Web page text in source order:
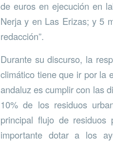
de euros en ejecución en
Nerja y en Las Erizas; y 5
redacción”.
Durante su discurso, la
climático tiene que ir por la
andaluz es cumplir con las
10% de los residuos
principal flujo de
importante dotar a los